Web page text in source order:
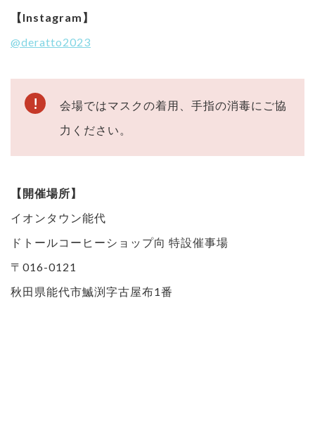
【Instagram】
@deratto2023
会場ではマスクの着用、手指の消毒にご協
力ください。
【開催場所】
イオンタウン能代
ドトールコーヒーショップ向 特設催事場
〒016-0121
秋田県能代市鰄渕字古屋布1番